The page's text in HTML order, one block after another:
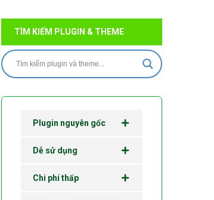
TÌM KIẾM PLUGIN & THEME
Plugin nguyên gốc
Dễ sử dụng
Chi phí thấp